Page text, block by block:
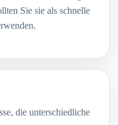
Sie sie als schnelle
die unterschiedliche